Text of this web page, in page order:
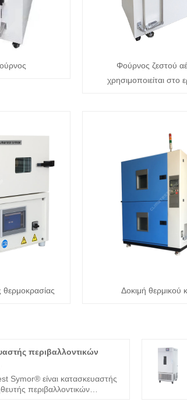
Φούρνος ζεστού
χρησιμοποιείται στο
Δοκιμή θερμικού
περιβαλλοντικών
Symor® είναι κατασκευαστής
περιβαλλοντικών